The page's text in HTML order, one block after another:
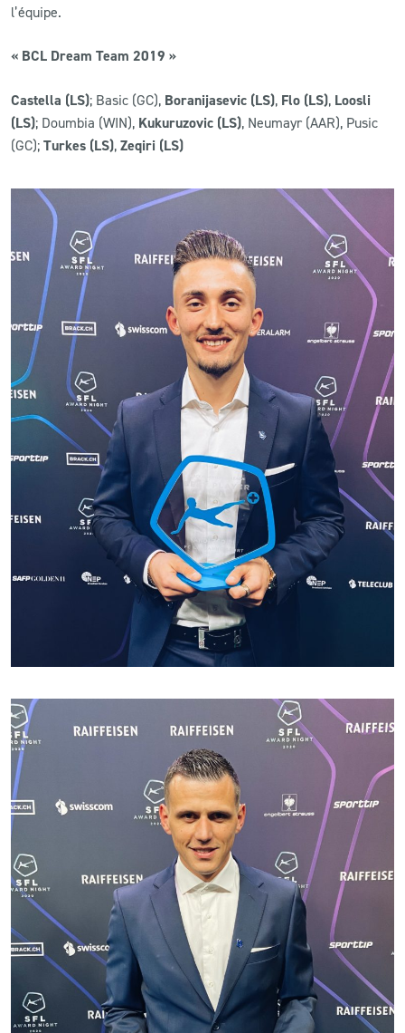
l’équipe.
« BCL Dream Team 2019 »
Castella (LS); Basic (GC), Boranijasevic (LS), Flo (LS), Loosli
(LS); Doumbia (WIN), Kukuruzovic (LS), Neumayr (AAR), Pusic
(GC); Turkes (LS), Zeqiri (LS)